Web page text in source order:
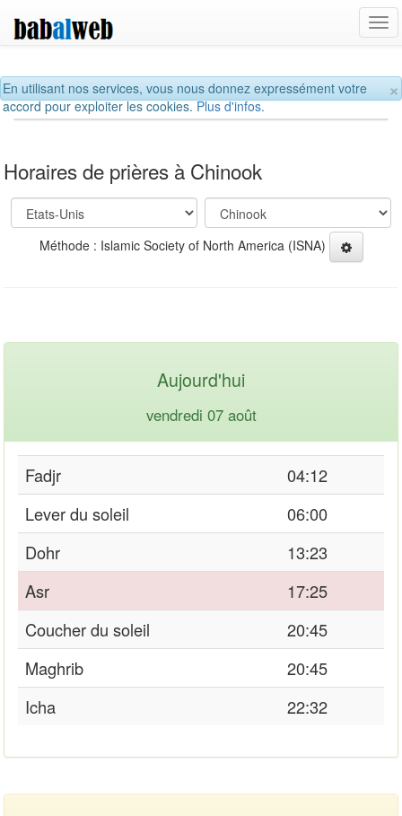
×
En utilisant nos services, vous nous donnez expressément votre
accord pour exploiter les cookies.Plus d'infos.
Horaires de prières à Chinook
Méthode : Islamic Society of North America (ISNA)
Aujourd'hui
vendredi 07 août
Fadjr
04:12
Lever du soleil
06:00
Dohr
13:23
Asr
17:25
Coucher du soleil
20:45
Maghrib
20:45
Icha
22:32